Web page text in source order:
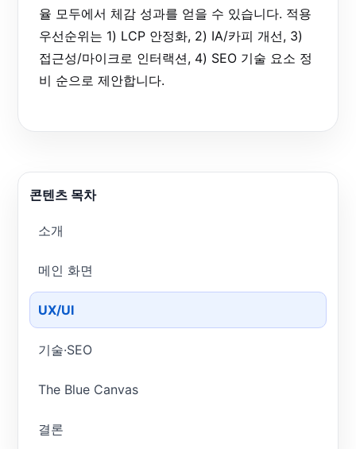
율 모두에서 체감 성과를 얻을 수 있습니다. 적용
우선순위는 1) LCP 안정화, 2) IA/카피 개선, 3)
접근성/마이크로 인터랙션, 4) SEO 기술 요소 정
비 순으로 제안합니다.
콘텐츠 목차
소개
메인 화면
UX/UI
기술·SEO
The Blue Canvas
결론